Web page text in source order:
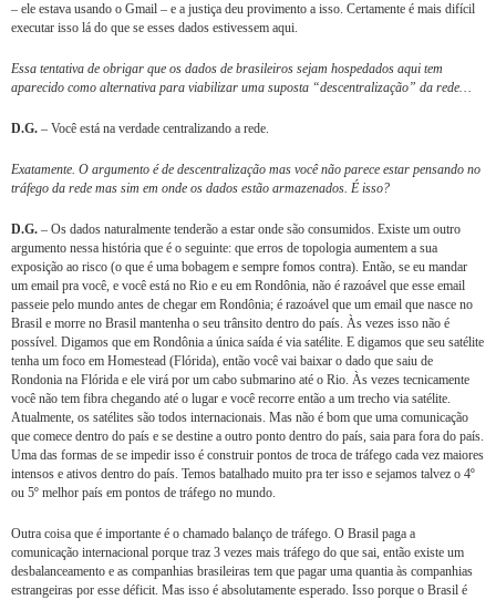
– ele estava usando o Gmail – e a justiça deu provimento a isso. Certamente é mais difícil
executar isso lá do que se esses dados estivessem aqui.
Essa tentativa de obrigar que os dados de brasileiros sejam hospedados aqui tem
aparecido como alternativa para viabilizar uma suposta “descentralização” da rede…
D.G. – Você está na verdade centralizando a rede.
Exatamente. O argumento é de descentralização mas você não parece estar pensando no
tráfego da rede mas sim em onde os dados estão armazenados. É isso?
D.G. – Os dados naturalmente tenderão a estar onde são consumidos. Existe um outro
argumento nessa história que é o seguinte: que erros de topologia aumentem a sua
exposição ao risco (o que é uma bobagem e sempre fomos contra). Então, se eu mandar
um email pra você, e você está no Rio e eu em Rondônia, não é razoável que esse email
passeie pelo mundo antes de chegar em Rondônia; é razoável que um email que nasce no
Brasil e morre no Brasil mantenha o seu trânsito dentro do país. Às vezes isso não é
possível. Digamos que em Rondônia a única saída é via satélite. E digamos que seu satélite
tenha um foco em Homestead (Flórida), então você vai baixar o dado que saiu de
Rondonia na Flórida e ele virá por um cabo submarino até o Rio. Às vezes tecnicamente
você não tem fibra chegando até o lugar e você recorre então a um trecho via satélite.
Atualmente, os satélites são todos internacionais. Mas não é bom que uma comunicação
que comece dentro do país e se destine a outro ponto dentro do país, saia para fora do país.
Uma das formas de se impedir isso é construir pontos de troca de tráfego cada vez maiores
intensos e ativos dentro do país. Temos batalhado muito pra ter isso e sejamos talvez o 4º
ou 5º melhor país em pontos de tráfego no mundo.
Outra coisa que é importante é o chamado balanço de tráfego. O Brasil paga a
comunicação internacional porque traz 3 vezes mais tráfego do que sai, então existe um
desbalanceamento e as companhias brasileiras tem que pagar uma quantia às companhias
estrangeiras por esse déficit. Mas isso é absolutamente esperado. Isso porque o Brasil é